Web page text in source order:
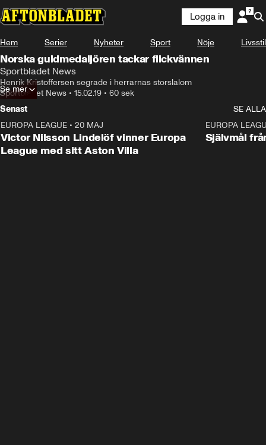
Logga in
Hem Serier Nyheter Sport Nöje Livsstil
Norska guldmedaljören tackar flickvännen
Sportbladet News
Henrik Kristoffersen segrade i herrarnas storslalom
Sportbladet News • 15.02.19 • 60 sek
Se mer
Senast
SE ALLA
EUROPA LEAGUE • 20 MAJ
Victor Nilsson Lindelöf vinner Europa
League med sitt Aston Villa
EUROPA
Självmål